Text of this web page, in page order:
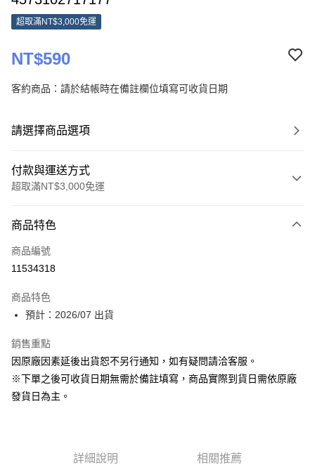
超取滿NT$3,000免運
NT$590
客約商品：請於結帳時在備註欄位填寫可收貨日期
請選擇商品選項
付款與運送方式
超取滿NT$3,000免運
信用卡一次付款
超商取貨付款
大哥付你分期
【大哥付你分期使用說明】
1.本服務由台灣大哥大提供，台灣大哥大用戶可立即使用無須另外申請。
流程，驗證手機門號後，選擇欲分期的期數、繳款截止日，確認付款後即完
成交易。
【繳款方式說明】
ATM付款
運送方式
預購-付款後全家取貨(舊)
商品特色
商品編號
11534318
商品特色
預計：2026/07 出貨
銷售重點
因原廠因素延後出貨恕不另行通知，如有疑問請洽客服。
※下單之後可收貨日期無需於備註填寫，商品實際到貨日需依原廠
發貨日為主。
詳細說明 相關推薦